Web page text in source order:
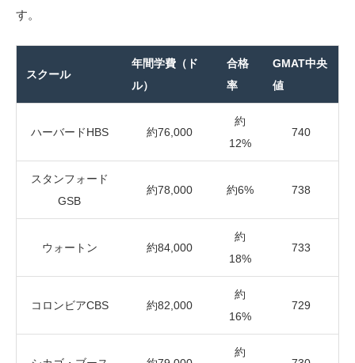
す。
スクール
年間学費（ド
ル）
合格
率
GMAT中央
値
ハーバードHBS 約76,000
約
12%
740
スタンフォード
GSB
約78,000 約6% 738
ウォートン 約84,000
約
18%
733
コロンビアCBS 約82,000
約
16%
729
約